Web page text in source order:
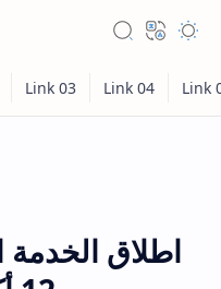
اطلاق الخدمة